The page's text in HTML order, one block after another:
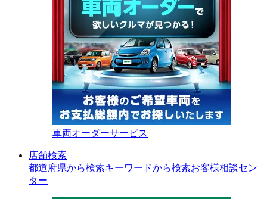
車両オーダーサービス
店舗検索
都道府県から検索キーワードから検索お客様相談セン
ター